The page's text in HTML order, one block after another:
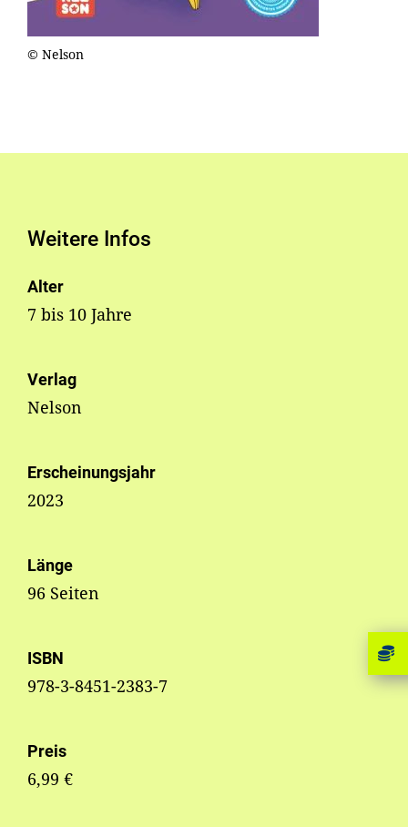
© Nelson
Weitere Infos
Alter
7 bis 10 Jahre
Verlag
Nelson
Erscheinungsjahr
2023
Länge
96 Seiten
ISBN
978-3-8451-2383-7
Preis
6,99 €